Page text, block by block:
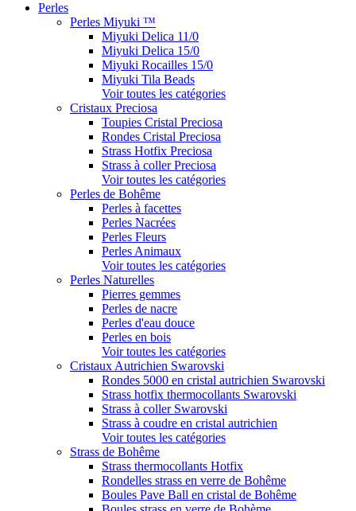
Perles
Perles Miyuki ™
Miyuki Delica 11/0
Miyuki Delica 15/0
Miyuki Rocailles 15/0
Miyuki Tila Beads
Voir toutes les catégories
Cristaux Preciosa
Toupies Cristal Preciosa
Rondes Cristal Preciosa
Strass Hotfix Preciosa
Strass à coller Preciosa
Voir toutes les catégories
Perles de Bohême
Perles à facettes
Perles Nacrées
Perles Fleurs
Perles Animaux
Voir toutes les catégories
Perles Naturelles
Pierres gemmes
Perles de nacre
Perles d'eau douce
Perles en bois
Voir toutes les catégories
Cristaux Autrichien Swarovski
Rondes 5000 en cristal autrichien Swarovski
Strass hotfix thermocollants Swarovski
Strass à coller Swarovski
Strass à coudre en cristal autrichien
Voir toutes les catégories
Strass de Bohême
Strass thermocollants Hotfix
Rondelles strass en verre de Bohême
Boules Pave Ball en cristal de Bohême